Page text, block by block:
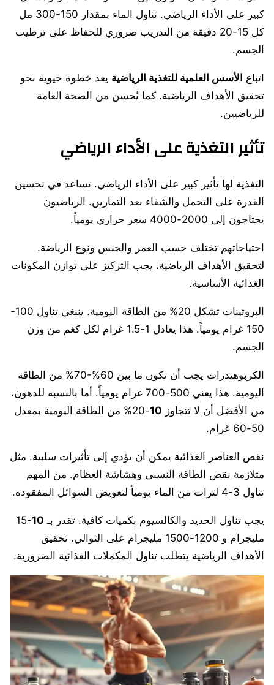
كبير على الأداء الرياضي. تناول الماء بمقدار 150-300 مل
كل 15-20 دقيقة من التدريب ضروري للحفاظ على ترطيب
الجسم.
اتباع الأسس العلمية للتغذية الرياضية يعد خطوة حيوية نحو
تحقيق الأهداف الرياضية. كما يُحسن من الصحة العامة
للرياضيين.
تأثير التغذية على الأداء الرياضي
التغذية لها تأثير كبير على الأداء الرياضي. تساعد في تحسين
القدرة على التحمل والشفاء بعد التمارين. الرياضيون
يحتاجون إلى 2000-4000 سعر حراري يومياً.
احتياجاتهم تختلف حسب العمر والجنس ونوع الرياضة.
لتحقيق الأهداف الرياضية، يجب التركيز على توازن المكونات
الغذائية الأساسية.
البروتينات تشكل 20% من الطاقة اليومية. ينبغي تناول 100-
150 غرام يومياً. هذا يعادل 1-1.5 غرام لكل كغم من وزن
الجسم.
الكربوهيدرات يجب أن تكون ما بين 60%-70% من الطاقة
اليومية. هذا يعني 500-700 غرام يومياً. أما بالنسبة للدهون،
من الأفضل أن لا تتجاوز 10
-20% من الطاقة اليومية بمعدل
50-60 غرام.
نقص العناصر الغذائية يمكن أن يؤدي إلى تأثيرات سلبية. مثل
متلازمة نقص الطاقة النسبي وهشاشة العظام. من المهم
تناول 3-4 لترات من الماء يومياً لتعويض السوائل المفقودة.
يجب تناول الحديد والكالسيوم بكميات كافية. تقدر بـ 10
-15
مليجرام و 1200-1500 مليجرام على التوالي. تحقيق
الأهداف الرياضية يتطلب تناول المكملات الغذائية الضرورية.